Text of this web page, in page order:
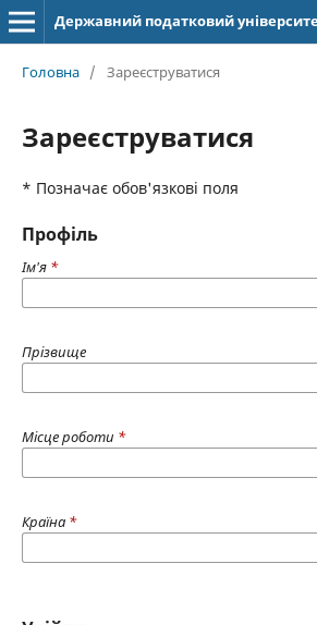
Державний податковий
Головна / Зареєструватися
Зареєструватися
* Позначає обов'язкові поля
Профіль
Ім'я *
Прізвище
Місце роботи *
Країна *